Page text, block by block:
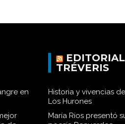
en
EDITORIAL
TRÉVERIS
Historia y vivencias
Los Hurones
María Ríos presentó